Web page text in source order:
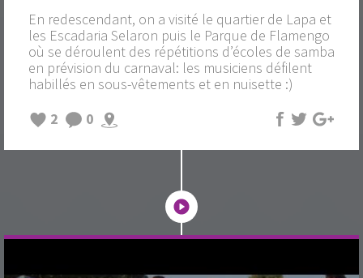
En redescendant, on a visité le quartier de Lapa et
les Escadaria Selaron puis le Parque de Flamengo
où se déroulent des répétitions d’écoles de samba
en prévision du carnaval: les musiciens défilent
habillés en sous-vêtements et en nuisette :)
2
0